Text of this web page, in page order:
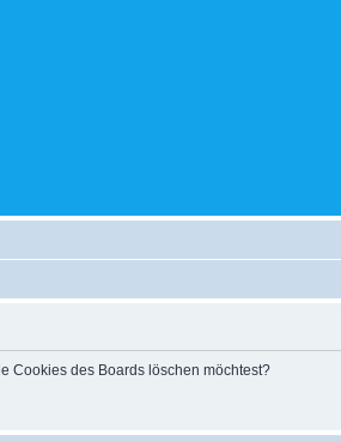
Cookies des Boards löschen möchtest?